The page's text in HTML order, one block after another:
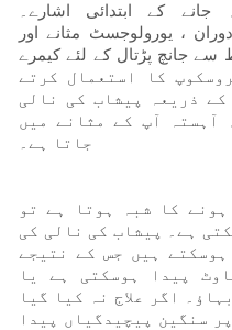
کے ابتدائی اشارے۔
، یورولوجسٹ مثانے اور
جانچ پڑتال کے لئے کیمرے
کا استعمال کرتے
کے ذریعہ پیشاب کی نالی
آہستہ آپ کے مثانے میں
جاتا ہے۔
کا شبہ ہوتا ہے تو
ہے۔ پیشاب کی نالی کی
ہیں جس کے نتیجے
پیدا ہوسکتی ہے یا
اگر علاج نہ کیا گیا
سنگین پیچیدگیاں پیدا